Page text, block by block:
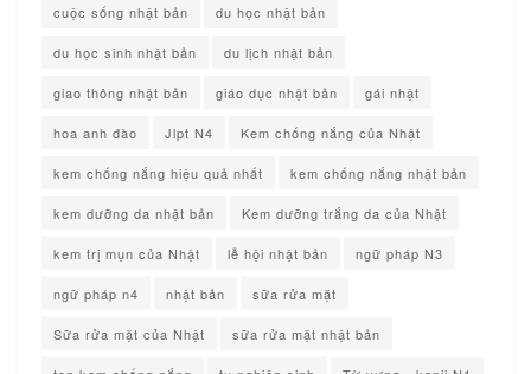
cuộc sống nhật bản du học nhật bản
du học sinh nhật bản du lịch nhật bản
giao thông nhật bản giáo dục nhật bản gái nhật
hoa anh đào Jlpt N4 Kem chống nắng của Nhật
kem chống nắng hiệu quả nhất kem chống nắng nhật bản
kem dưỡng da nhật bản Kem dưỡng trắng da của Nhật
kem trị mụn của Nhật lễ hội nhật bản ngữ pháp N3
ngữ pháp n4 nhật bản sữa rửa mặt
Sữa rửa mặt của Nhật sữa rửa mặt nhật bản